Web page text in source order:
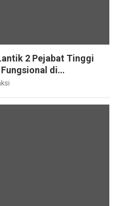
2 Pejabat Tinggi
di
Mentawai